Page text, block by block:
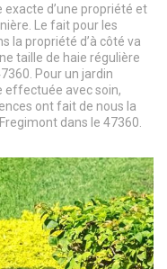
d’une propriété et
Le fait pour les
la propriété d’à côté va
taille de haie régulière
Pour un jardin
effectuée avec soin,
ont fait de nous la
dans le 47360.